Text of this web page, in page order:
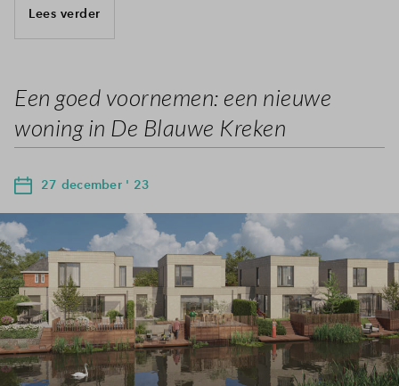
Lees verder
Een goed voornemen: een nieuwe
woning in De Blauwe Kreken
27 december ' 23